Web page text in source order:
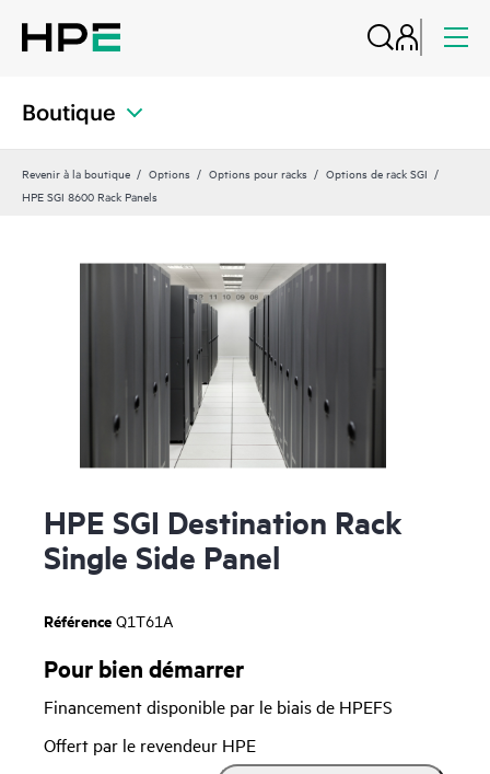
Boutique
Revenir à la boutique Options Options pour racks
Options de rack SGI
HPE SGI 8600 Rack Panels
HPE SGI Destination Rack
Single Side Panel
Référence Q1T61A
Pour bien démarrer
Financement disponible par le biais de HPEFS
Offert par le revendeur HPE